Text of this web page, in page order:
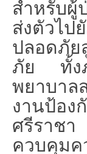
สำหรับผู้
ส่งตัวไป
ปลอดภัย
ภัย ทั้งภ
พยาบา
งานป้อ
ศรีราชา
ควบคุม